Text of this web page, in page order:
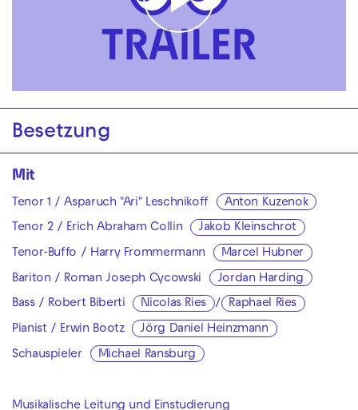
Play
Video
Besetzung
Mit
Tenor 1 / Asparuch "Ari" Leschnikoff Anton Kuzenok
Tenor 2 / Erich Abraham Collin Jakob Kleinschrot
Tenor-Buffo / Harry Frommermann Marcel Hubner
Bariton / Roman Joseph Cycowski Jordan Harding
Bass / Robert Biberti Nicolas Ries / Raphael Ries
Pianist / Erwin Bootz Jörg Daniel Heinzmann
Schauspieler Michael Ransburg
Musikalische Leitung und Einstudierung